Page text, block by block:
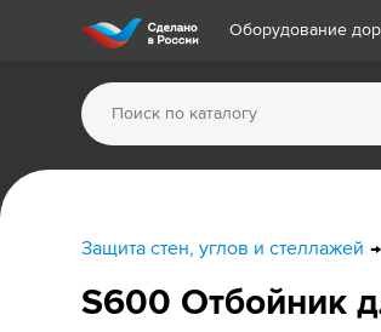
Оборудование
Защита стен, углов и стеллажей
S600 Отбойник